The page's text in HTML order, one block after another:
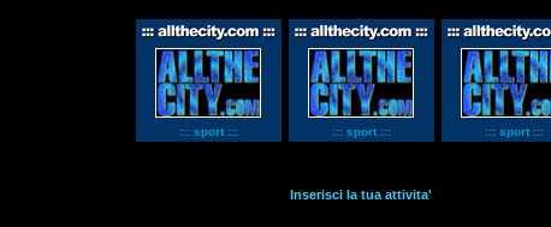
::: sport ::: ::: sport ::: ::: sport :::
Inserisci la tua attivita'